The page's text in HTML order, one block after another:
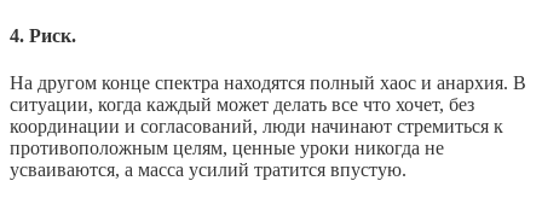
4. Риск.
На другом конце спектра находятся полный хаос и анархия. В
ситуации, когда каждый может делать все что хочет, без
координации и согласований, люди начинают стремиться к
противоположным целям, ценные уроки никогда не
усваиваются, а масса усилий тратится впустую.